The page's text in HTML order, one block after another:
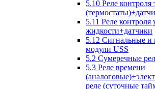
5.10 Реле контроля
5.11 Реле контроля
жидкости+датчики
5.12 Сигнальные
модули USS
5.2 Сумеречные
5.3 Реле времени
реле (суточные